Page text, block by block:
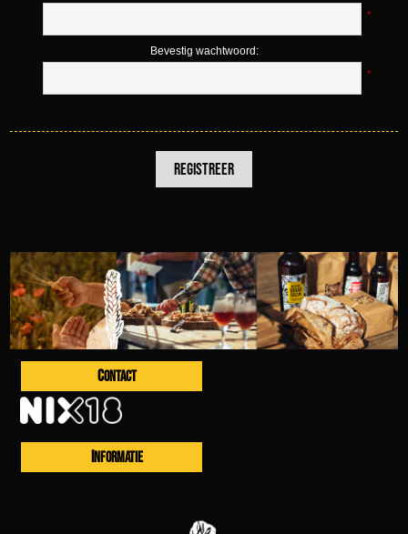
*
Bevestig wachtwoord:
*
CONTACT
INFORMATIE